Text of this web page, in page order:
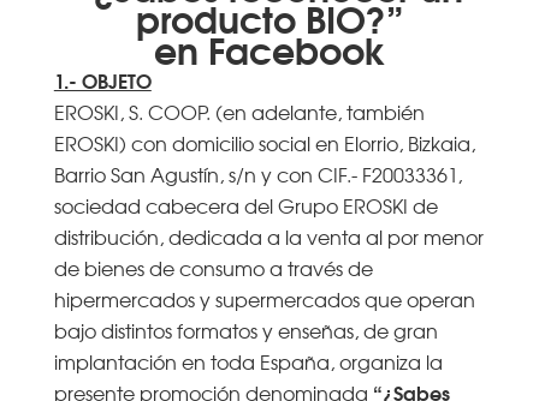
producto BIO?”
en Facebook
1.- OBJETO
EROSKI, S. COOP. (en adelante, también
EROSKI) con domicilio social en Elorrio, Bizkaia,
Barrio San Agustín, s/n y con CIF.- F20033361,
sociedad cabecera del Grupo EROSKI de
distribución, dedicada a la venta al por menor
de bienes de consumo a través de
hipermercados y supermercados que operan
bajo distintos formatos y enseñas, de gran
implantación en toda España, organiza la
presente promoción denominada “¿Sabes